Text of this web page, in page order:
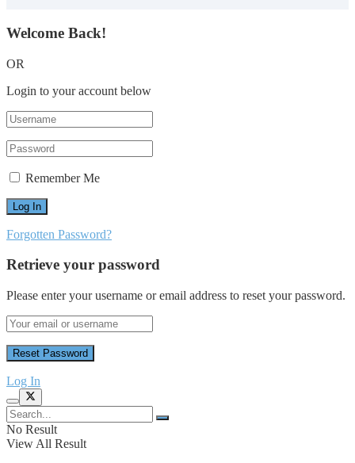
Welcome Back!
OR
Login to your account below
Remember Me
Forgotten Password?
Retrieve your password
Please enter your username or email address to reset your password.
Log In
No Result
View All Result